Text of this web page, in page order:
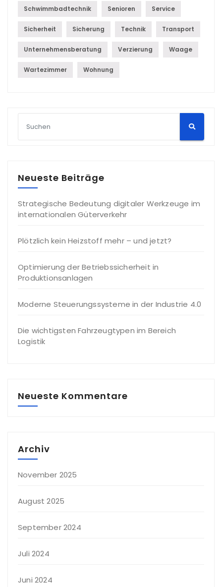
Schwimmbadtechnik Senioren Service
Sicherheit Sicherung Technik Transport
Unternehmensberatung Verzierung Waage
Wartezimmer Wohnung
Neueste Beiträge
Strategische Bedeutung digitaler Werkzeuge im
internationalen Güterverkehr
Plötzlich kein Heizstoff mehr – und jetzt?
Optimierung der Betriebssicherheit in
Produktionsanlagen
Moderne Steuerungssysteme in der Industrie 4.0
Die wichtigsten Fahrzeugtypen im Bereich
Logistik
Neueste Kommentare
Archiv
November 2025
August 2025
September 2024
Juli 2024
Juni 2024